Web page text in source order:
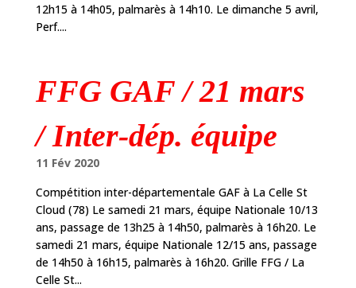
12h15 à 14h05, palmarès à 14h10. Le dimanche 5 avril,
Perf....
FFG GAF / 21 mars
/ Inter-dép. équipe
11 Fév 2020
Compétition inter-départementale GAF à La Celle St
Cloud (78) Le samedi 21 mars, équipe Nationale 10/13
ans, passage de 13h25 à 14h50, palmarès à 16h20. Le
samedi 21 mars, équipe Nationale 12/15 ans, passage
de 14h50 à 16h15, palmarès à 16h20. Grille FFG / La
Celle St...